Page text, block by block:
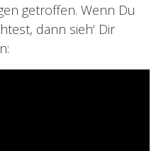
getroffen. Wenn Du
dann sieh‘ Dir